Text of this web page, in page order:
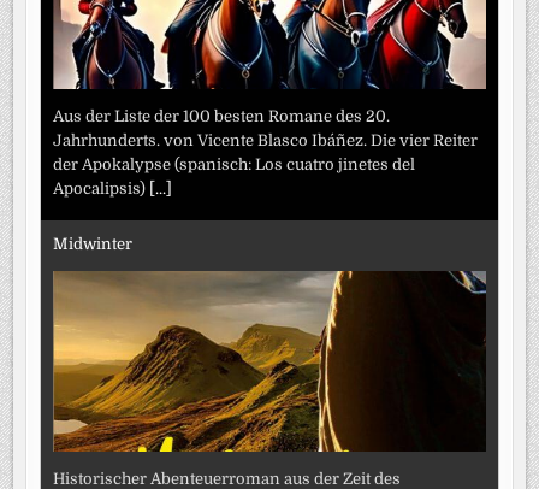
Aus der Liste der 100 besten Romane des 20.
Jahrhunderts. von Vicente Blasco Ibáñez. Die vier Reiter
der Apokalypse (spanisch: Los cuatro jinetes del
Apocalipsis) [...]
Midwinter
Historischer Abenteuerroman aus der Zeit des